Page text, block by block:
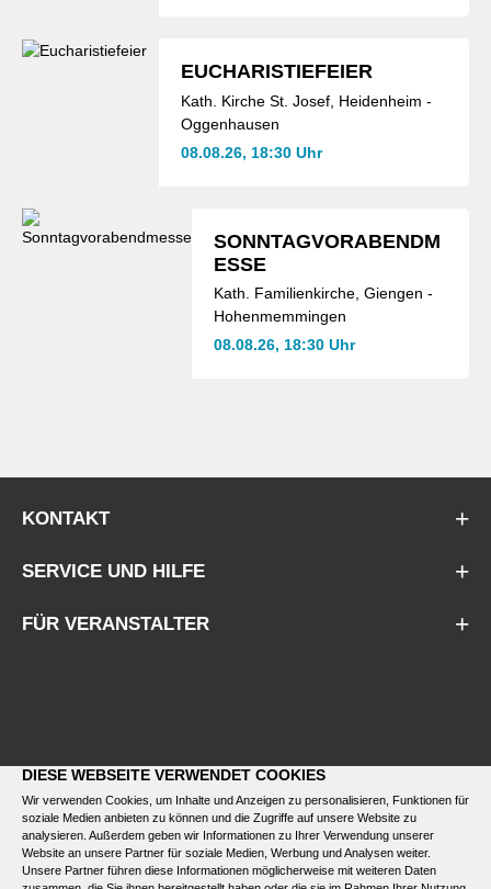
EUCHARISTIEFEIER
Kath. Kirche St. Josef, Heidenheim -
Oggenhausen
08.08.26, 18:30 Uhr
SONNTAGVORABENDM
ESSE
Kath. Familienkirche, Giengen -
Hohenmemmingen
08.08.26, 18:30 Uhr
KONTAKT
SERVICE UND HILFE
FÜR VERANSTALTER
DIESE WEBSEITE VERWENDET COOKIES
Wir verwenden Cookies, um Inhalte und Anzeigen zu personalisieren, Funktionen für
soziale Medien anbieten zu können und die Zugriffe auf unsere Website zu
analysieren. Außerdem geben wir Informationen zu Ihrer Verwendung unserer
Website an unsere Partner für soziale Medien, Werbung und Analysen weiter.
Unsere Partner führen diese Informationen möglicherweise mit weiteren Daten